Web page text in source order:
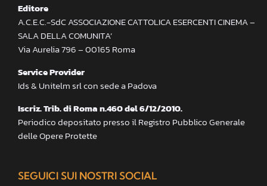
Editore
A.C.E.C.-SdC ASSOCIAZIONE CATTOLICA ESERCENTI CINEMA –
SALA DELLA COMUNITA’
Via Aurelia 796 – 00165 Roma
Service Provider
Ids & Unitelm srl con sede a Padova
Iscriz. Trib. di Roma n.460 del 6/12/2010.
Periodico depositato presso il Registro Pubblico Generale
delle Opere Protette
SEGUICI SUI NOSTRI SOCIAL